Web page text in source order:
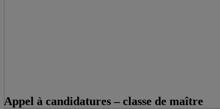
Appel à candidatures – classe de maître